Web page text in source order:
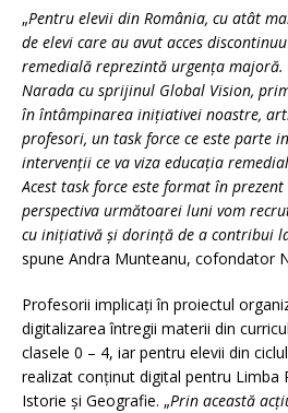
„Pentru elevii din România, cu atât
de elevi care au avut acces
remedială reprezintă urgența majoră.
Narada cu sprijinul Global Vision,
în întâmpinarea inițiativei noastre,
profesori, un task force ce este parte
intervenții ce va viza educația
Acest task force este format în
perspectiva următoarei luni vom
cu inițiativă și dorință de a contribui
spune Andra Munteanu, cofondator
Profesorii implicați în proiectul
digitalizarea întregii materii din
clasele 0 – 4, iar pentru elevii din
realizat conținut digital pentru Limba
Istorie și Geografie. „Prin această